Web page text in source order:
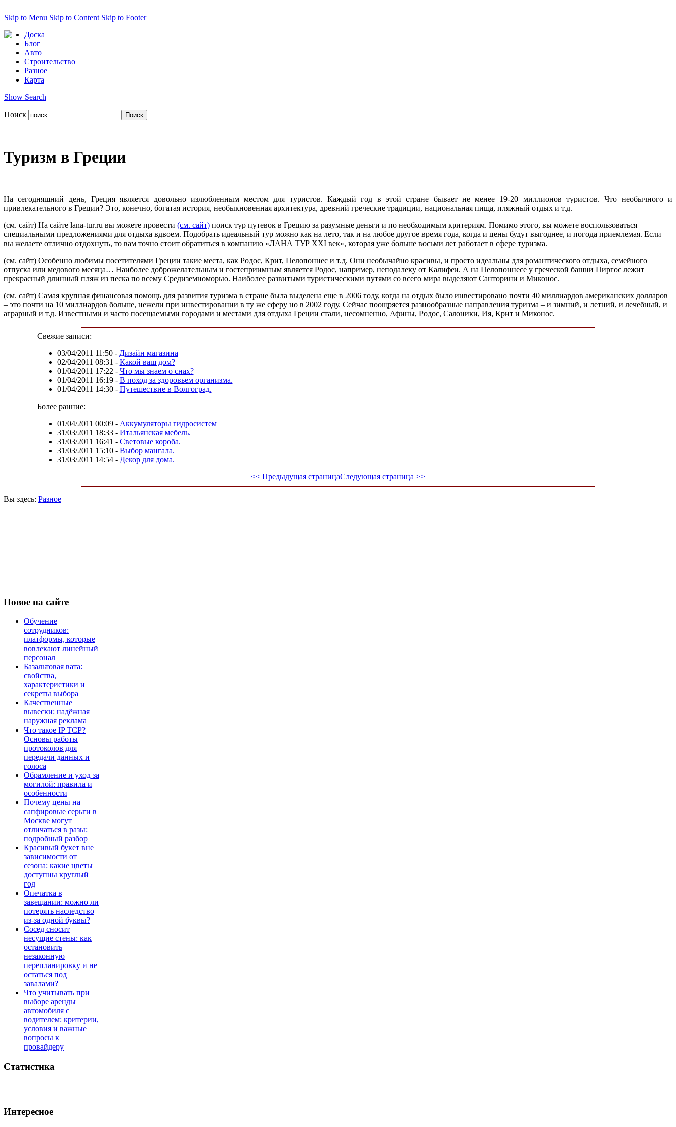
Skip to Menu Skip to Content Skip to Footer
Доска
Блог
Авто
Строительство
Разное
Карта
Show Search
Поиск
Туризм в Греции
На сегодняшний день, Греция является довольно излюбленным местом для туристов. Каждый год в этой стране бывает не менее 19-20 миллионов туристов. Что необычного и
привлекательного в Греции? Это, конечно, богатая история, необыкновенная архитектура, древний греческие традиции, национальная пища, пляжный отдых и т.д.
(см. сайт) На сайте lana-tur.ru вы можете провести (см. сайт) поиск тур путевок в Грецию за разумные деньги и по необходимым критериям. Помимо этого, вы можете воспользоваться
специальными предложениями для отдыха вдвоем. Подобрать идеальный тур можно как на лето, так и на любое другое время года, когда и цены будут выгоднее, и погода приемлемая. Если
вы желаете отлично отдохнуть, то вам точно стоит обратиться в компанию «ЛАНА ТУР XXI век», которая уже больше восьми лет работает в сфере туризма.
(см. сайт) Особенно любимы посетителями Греции такие места, как Родос, Крит, Пелопоннес и т.д. Они необычайно красивы, и просто идеальны для романтического отдыха, семейного
отпуска или медового месяца… Наиболее доброжелательным и гостеприимным является Родос, например, неподалеку от Калифеи. А на Пелопоннесе у греческой башни Пиргос лежит
прекрасный длинный пляж из песка по всему Средиземноморью. Наиболее развитыми туристическими путями со всего мира выделяют Санторини и Миконос.
(см. сайт) Самая крупная финансовая помощь для развития туризма в стране была выделена еще в 2006 году, когда на отдых было инвестировано почти 40 миллиардов американских долларов
– это почти на 10 миллиардов больше, нежели при инвестировании в ту же сферу но в 2002 году. Сейчас поощряется разнообразные направления туризма – и зимний, и летний, и лечебный, и
аграрный и т.д. Известными и часто посещаемыми городами и местами для отдыха Греции стали, несомненно, Афины, Родос, Салоники, Ия, Крит и Миконос.
Свежие записи:
03/04/2011 11:50- Дизайн магазина
02/04/2011 08:31 - Какой ваш дом?
01/04/2011 17:22 - Что мы знаем о снах?
01/04/2011 16:19- В поход за здоровьем организма.
01/04/2011 14:30- Путешествие в Волгоград.
Более ранние:
01/04/2011 00:09- Аккумуляторы гидросистем
31/03/2011 18:33- Итальянская мебель.
31/03/2011 16:41 - Световые короба.
31/03/2011 15:10- Выбор мангала.
31/03/2011 14:54- Декор для дома.
<< Предыдущая страницаСледующая страница >>
Вы здесь: Разное
Новое на сайте
Обучение
сотрудников:
платформы, которые
вовлекают линейный
персонал
Базальтовая вата:
свойства,
характеристики и
секреты выбора
Качественные
вывески: надёжная
наружная реклама
Что такое IP TCP?
Основы работы
протоколов для
передачи данных и
голоса
Обрамление и уход за
могилой: правила и
особенности
Почему цены на
сапфировые серьги в
Москве могут
отличаться в разы:
подробный разбор
Красивый букет вне
зависимости от
сезона: какие цветы
доступны круглый
год
Опечатка в
завещании: можно ли
потерять наследство
из-за одной буквы?
Сосед сносит
несущие стены: как
остановить
незаконную
перепланировку и не
остаться под
завалами?
Что учитывать при
выборе аренды
автомобиля с
водителем: критерии,
условия и важные
вопросы к
провайдеру
Статистика
Интересное